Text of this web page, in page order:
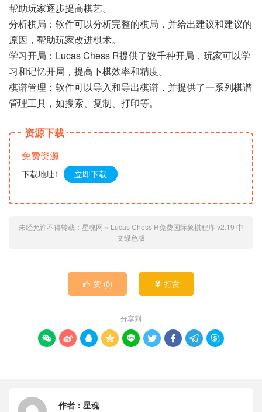
帮助玩家逐步提高棋艺。
分析棋局：软件可以分析完整的棋局，并给出建议和建议的
原因，帮助玩家改进棋术。
学习开局：Lucas Chess R提供了数千种开局，玩家可以学
习和记忆开局，提高下棋效率和精度。
棋谱管理：软件可以导入和导出棋谱，并提供了一系列棋谱
管理工具，如搜索、复制、打印等。
资源下载
免费资源
下载地址1 立即下载
未经允许不得转载： 星魂网 » Lucas Chess R免费国际象棋程序 v2.19 中
文绿色版
 赞 (0)  打赏
分享到
        
作者： 星魂